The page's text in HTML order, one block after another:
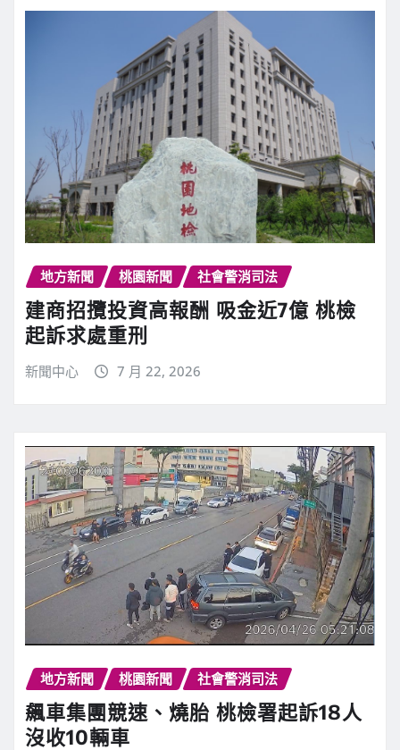
地方新聞 桃園新聞 社會警消司法
建商招攬投資高報酬 吸金近7億 桃檢
起訴求處重刑
新聞中心 7 月 22, 2026
地方新聞 桃園新聞 社會警消司法
飆車集團競速、燒胎 桃檢署起訴18人
沒收10輛車